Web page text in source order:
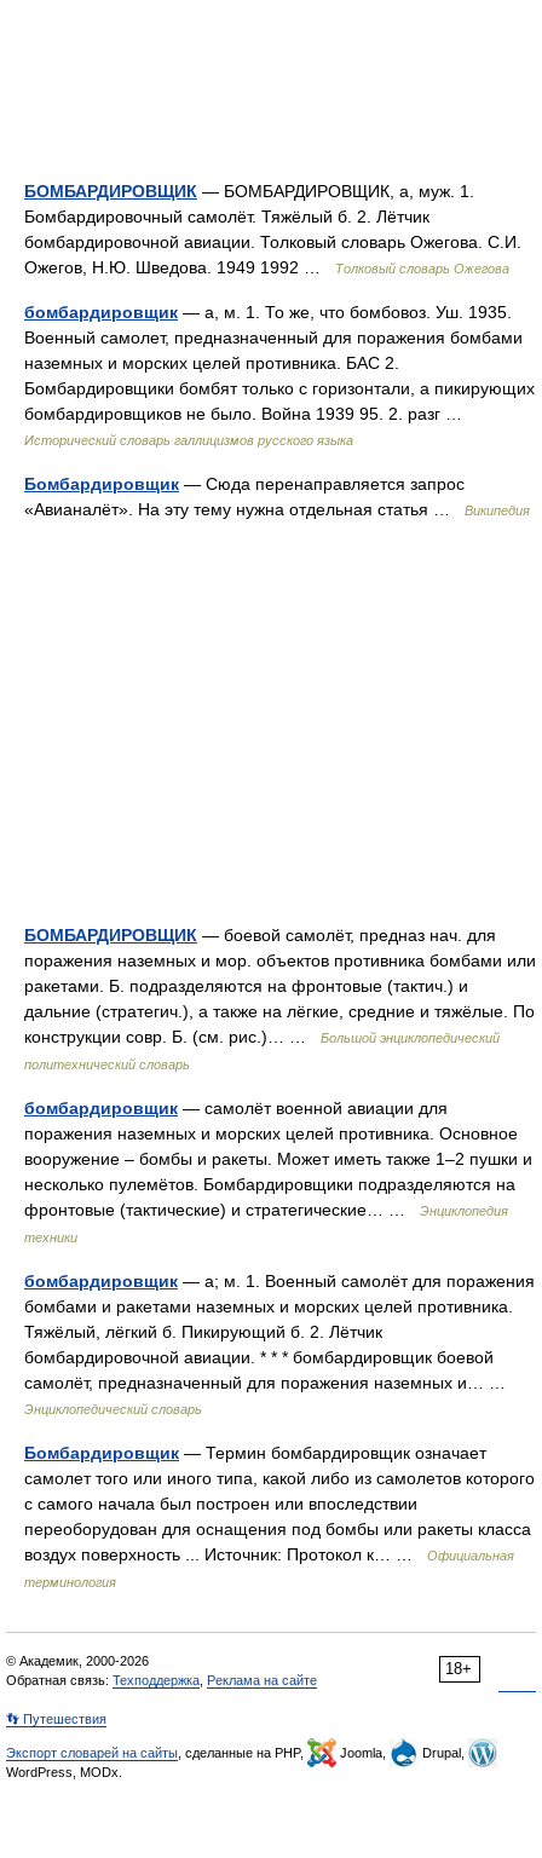
БОМБАРДИРОВЩИК — БОМБАРДИРОВЩИК, а, муж. 1.
Бомбардировочный самолёт. Тяжёлый б. 2. Лётчик
бомбардировочной авиации. Толковый словарь Ожегова. С.И.
Ожегов, Н.Ю. Шведова. 1949 1992 …
Толковый словарь Ожегова
бомбардировщик — а, м. 1. То же, что бомбовоз. Уш. 1935.
Военный самолет, предназначенный для поражения бомбами
наземных и морских целей противника. БАС 2.
Бомбардировщики бомбят только с горизонтали, а пикирующих
бомбардировщиков не было. Война 1939 95. 2. разг …
Исторический словарь галлицизмов русского языка
Бомбардировщик — Сюда перенаправляется запрос
«Авианалёт». На эту тему нужна отдельная статья …
Википедия
БОМБАРДИРОВЩИК — боевой самолёт, предназ нач. для
поражения наземных и мор. объектов противника бомбами или
ракетами. Б. подразделяются на фронтовые (тактич.) и
дальние (стратегич.), а также на лёгкие, средние и тяжёлые. По
конструкции совр. Б. (см. рис.)… …
Большой энциклопедический
политехнический словарь
бомбардировщик — самолёт военной авиации для
поражения наземных и морских целей противника. Основное
вооружение – бомбы и ракеты. Может иметь также 1–2 пушки и
несколько пулемётов. Бомбардировщики подразделяются на
фронтовые (тактические) и стратегические… …
Энциклопедия
техники
бомбардировщик — а; м. 1. Военный самолёт для поражения
бомбами и ракетами наземных и морских целей противника.
Тяжёлый, лёгкий б. Пикирующий б. 2. Лётчик
бомбардировочной авиации. * * * бомбардировщик боевой
самолёт, предназначенный для поражения наземных и… …
Энциклопедический словарь
Бомбардировщик — Термин бомбардировщик означает
самолет того или иного типа, какой либо из самолетов которого
с самого начала был построен или впоследствии
переоборудован для оснащения под бомбы или ракеты класса
воздух поверхность ... Источник: Протокол к… …
Официальная
терминология
18+
© Академик, 2000-2026
Обратная связь: Техподдержка Реклама на сайте
👣 Путешествия
Экспорт словарей на сайты , сделанные на PHP, Joomla,
Drupal,
WordPress, MODx.